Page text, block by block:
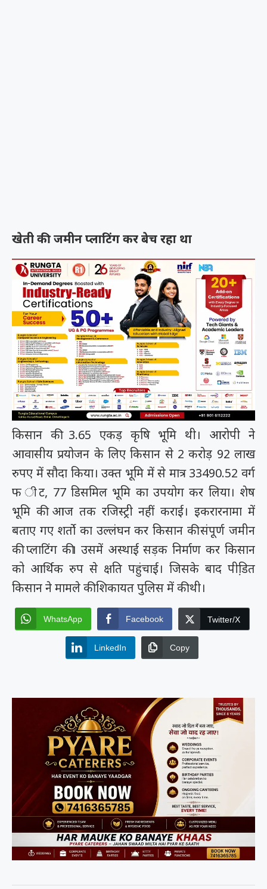
खेती की जमीन प्लाटिंग कर बेच रहा था
किसान की 3.65 एकड़ कृषि भूमि थी। आरोपी ने
आवासीय प्रयोजन के लिए किसान से 2 करोड़ 92 लाख
रुपए में सौदा किया। उक्त भूमि में से मात्र 33490.52 वर्ग
फ ीट, 77 डिसमिल भूमि का उपयोग कर लिया। शेष
भूमि की आज तक रजिस्ट्री नहीं कराई। इकरारनामा में
बताए गए शर्तो का उल्लंघन कर किसान की संपूर्ण जमीन
की प्लाटिंग की। उसमें अस्थाई सड़क निर्माण कर किसान
को आर्थिक रुप से क्षति पहुंचाई। जिसके बाद पीडि़त
किसान ने मामले की शिकायत पुलिस में की थी।
WhatsApp Facebook Twitter/X
LinkedIn Copy